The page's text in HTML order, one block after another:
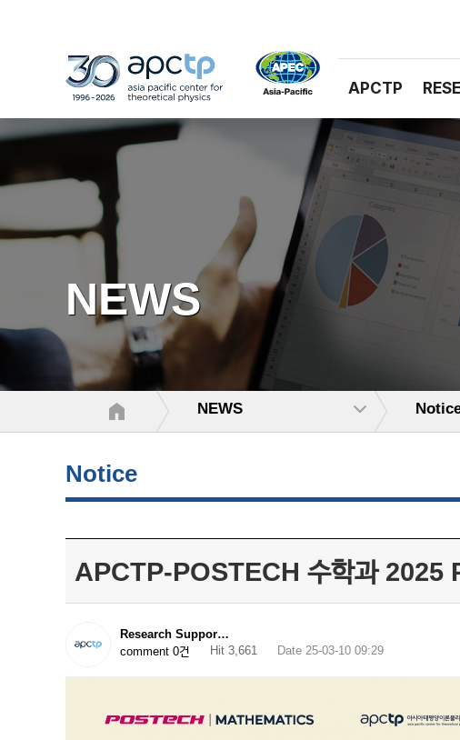
APCTP
NEWS
NEWS
Notice
APCTP-POSTECH 수학과 2025
Research Suppor…
comment 0건
Hit 3,661 Date 25-03-10 09:29